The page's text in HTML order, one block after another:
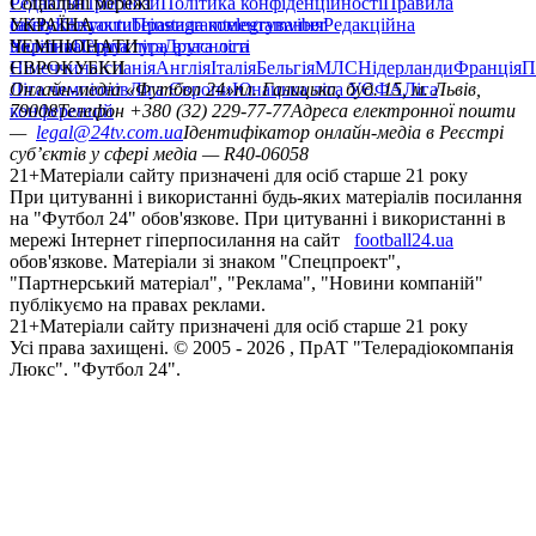
сайтуКонтактиПравила коментуванняРедакційна
політикаСтруктура власності
facebookxyoutubeinstagramtelegramviber
УКРАЇНА
УкраїнаПерша лігаДруга ліга
ЧЕМПІОНАТИ
НімеччинаІспаніяАнгліяІталіяБельгіяМЛСНідерландиФранція
ЄВРОКУБКИ
Ліга чемпіонівЛіга ЄвропиЮнацька ліга УЄФАЛіга
конференцій
Онлайн-медіа «Футбол 24»пл. Галицька, буд. 15, м. Львів,
79008Телефон +380 (32) 229-77-77Адреса електронної пошти
— legal@24tv.com.uaІдентифікатор онлайн-медіа в Реєстрі
суб’єктів у сфері медіа — R40-06058
21+Матеріали сайту призначені для осіб старше 21 року
При цитуванні і використанні будь-яких матеріалів посилання
на "Футбол 24" обов'язкове. При цитуванні і використанні в
мережі Інтернет гіперпосилання на сайт
football24.ua
обов'язкове. Матеріали зі знаком "Спецпроект",
"Партнерський матеріал", "Реклама", "Новини компаній"
публікуємо на правах реклами.
21+Матеріали сайту призначені для осіб старше 21 року
Усi права захищенi. © 2005 - 2026 , ПрАТ "Телерадіокомпанія
Люкс". "Футбол 24".